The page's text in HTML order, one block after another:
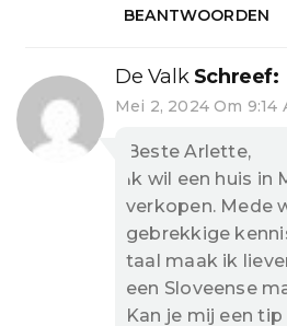
BEANTWOORDEN
De Valk Schreef:
Mei 2, 2024 Om 9:14
Beste Arlette,
Ik wil een huis in
verkopen. Mede
gebrekkige
taal maak ik
een Sloveense
Kan je mij een